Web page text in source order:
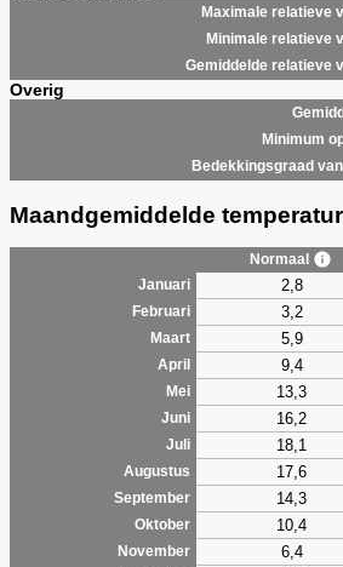
Maximale relatieve
Minimale relatieve
Gemiddelde relatieve
Overig
Minimum
Bedekkingsgraad
Maandgemiddelde
Normaal
Januari
2,8
Februari
3,2
Maart
5,9
April
9,4
Mei
13,3
Juni
16,2
Juli
18,1
Augustus
17,6
September
14,3
Oktober
10,4
November
6,4